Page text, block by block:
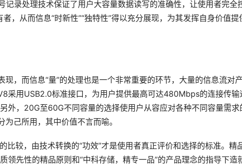
记录处理技术保证了用户大容量数据读写的准确性，让使用者完全
，从而信息“时新性”“独特性”得以充分展现，为其发挥自身价值提
，而信息“量”的处理也是一个非常重要的环节，大量的信息流对
采用USB2.0标准接口，为用户提供最高可达480Mbps的连接传输
外，20G至60G不同容量的选择使用户从容应对各种不同容量需求
己所用，其中价值不言而喻。
较，由技术转换的“功效”才是使用者真正评价和选择的标准。精
领先性的精品原则和“中科存储，精专一品”的产品理念的指导下造